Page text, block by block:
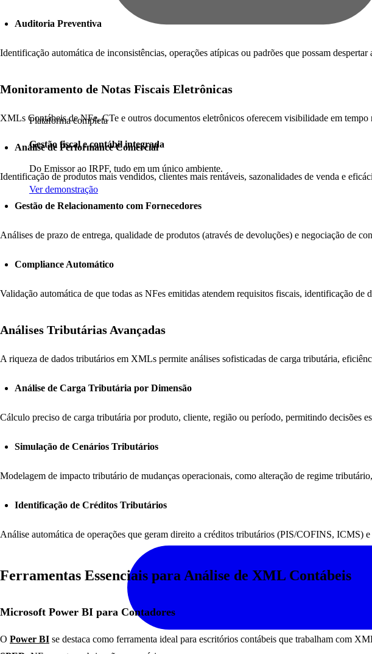
Plataforma completa
Gestão fiscal e contábil integrada
Do Emissor ao IRPF, tudo em um único ambiente.
Ver demonstração
Auditoria Preventiva
Identificação automática de inconsistências, operações atípicas ou padrões que possam
Monitoramento de Notas Fiscais Eletrônicas
XMLs Contábeis de NFe, CTe e outros documentos eletrônicos oferecem visibilidade em tempo
Análise de Performance Comercial
Identificação de produtos mais vendidos, clientes mais rentáveis, sazonalidades de venda e
Gestão de Relacionamento com Fornecedores
Análises de prazo de entrega, qualidade de produtos (através de devoluções) e negociação de
Compliance Automático
Validação automática de que todas as NFes emitidas atendem requisitos fiscais, identificação
Análises Tributárias Avançadas
A riqueza de dados tributários em XMLs permite análises sofisticadas de carga tributária,
Análise de Carga Tributária por Dimensão
Cálculo preciso de carga tributária por produto, cliente, região ou período, permitindo decisões
Simulação de Cenários Tributários
Modelagem de impacto tributário de mudanças operacionais, como alteração de regime
Identificação de Créditos Tributários
Análise automática de operações que geram direito a créditos tributários (PIS/COFINS, ICMS)
Ferramentas Essenciais para Análise de XML Contábeis
Microsoft Power BI para Contadores
O Power BI se destaca como ferramenta ideal para escritórios contábeis que trabalham com